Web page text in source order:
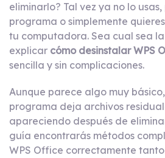
eliminarlo? Tal vez ya no lo
programa o simplemente
tu computadora. Sea cual sea
explicar cómo desinstalar WPS
sencilla y sin complicaciones.
Aunque parece algo muy
programa deja archivos
apareciendo después de
guía encontrarás métodos
WPS Office correctamente